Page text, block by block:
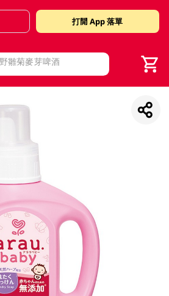
2026
打開 App 落單